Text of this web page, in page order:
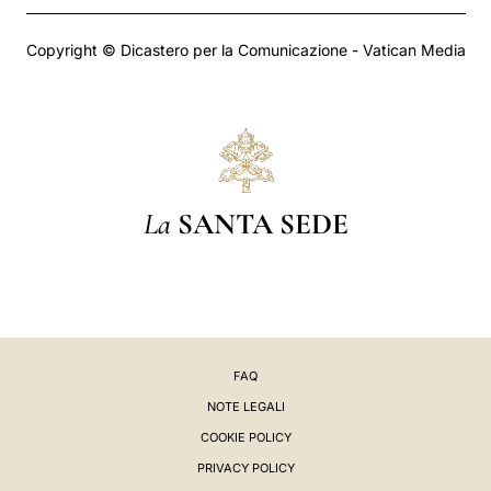
Copyright © Dicastero per la Comunicazione - Vatican Media
La SANTA SEDE
FAQ
NOTE LEGALI
COOKIE POLICY
PRIVACY POLICY